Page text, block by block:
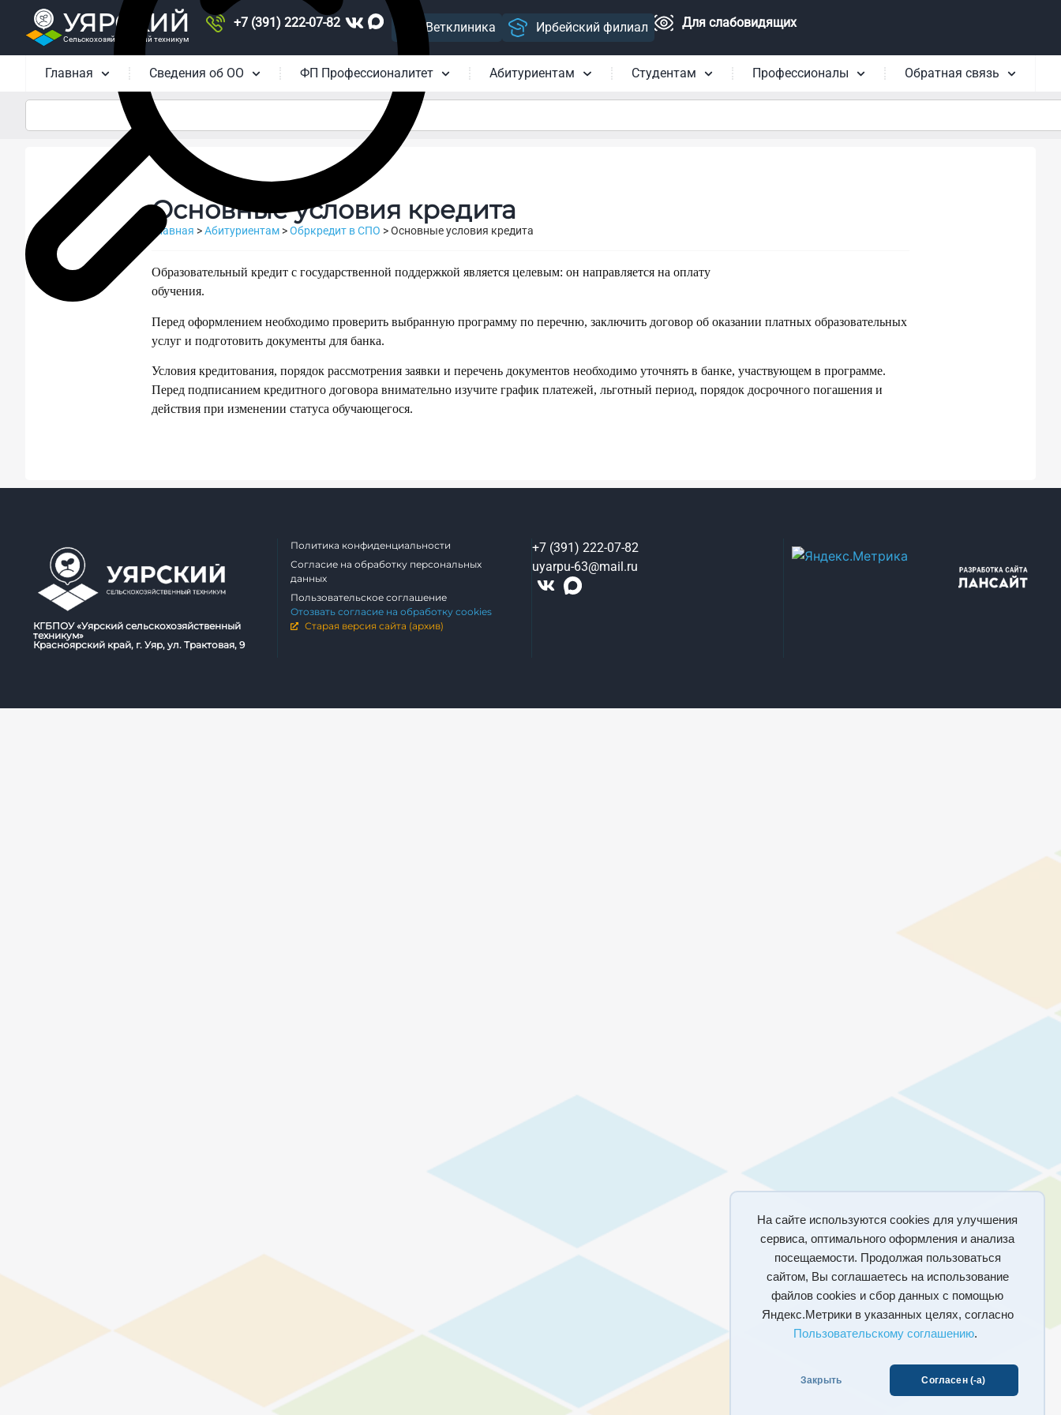
На сайте используются cookies для улучшения
сервиса, оптимального оформления и анализа
посещаемости. Продолжая пользоваться
сайтом, Вы соглашаетесь на использование
файлов cookies и сбор данных с помощью
Яндекс.Метрики в указанных целях, согласно
Пользовательскому соглашению.
Закрыть Согласен (-а)
УЯРСКИЙ
Сельскохозяйственный техникум
+7 (391) 222-07-82 Ветклиника Ирбейский филиал Для слабовидящих
Главная Сведения об ОО ФП Профессионалитет Абитуриентам Студентам Профессионалы Обратная связь
Основные условия кредита
Главная >Абитуриентам >Обркредит в СПО >Основные условия кредита
Образовательный кредит с государственной поддержкой является целевым: он направляется на оплату
обучения.
Перед оформлением необходимо проверить выбранную программу по перечню, заключить договор об оказании платных образовательных
услуг и подготовить документы для банка.
Условия кредитования, порядок рассмотрения заявки и перечень документов необходимо уточнять в банке, участвующем в программе.
Перед подписанием кредитного договора внимательно изучите график платежей, льготный период, порядок досрочного погашения и
действия при изменении статуса обучающегося.
КГБПОУ «Уярский сельскохозяйственный
техникум»
Красноярский край, г. Уяр, ул. Трактовая, 9
Политика конфиденциальности
Согласие на обработку персональных
данных
Пользовательское соглашение
Отозвать согласие на обработку cookies
Старая версия сайта (архив)
+7 (391) 222-07-82
uyarpu-63@mail.ru